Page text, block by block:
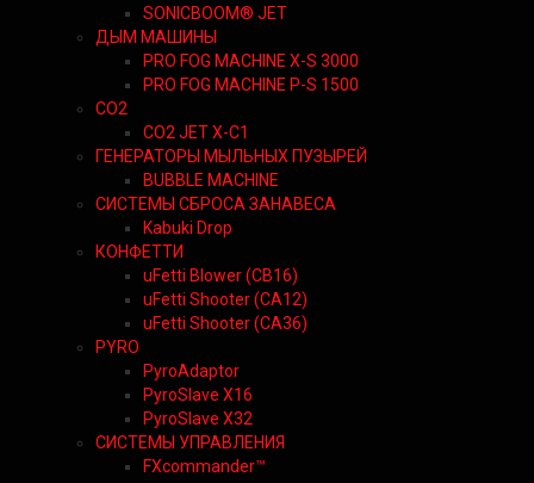
SONICBOOM® JET
ДЫМ МАШИНЫ
PRO FOG MACHINE X-S 3000
PRO FOG MACHINE P-S 1500
CO2
CO2 JET X-C1
ГЕНЕРАТОРЫ МЫЛЬНЫХ ПУЗЫРЕЙ
BUBBLE MACHINE
СИСТЕМЫ СБРОСА ЗАНАВЕСА
Kabuki Drop
КОНФЕТТИ
uFetti Blower (CB16)
uFetti Shooter (CA12)
uFetti Shooter (CA36)
PYRO
PyroAdaptor
PyroSlave X16
PyroSlave X32
СИСТЕМЫ УПРАВЛЕНИЯ
FXcommander™